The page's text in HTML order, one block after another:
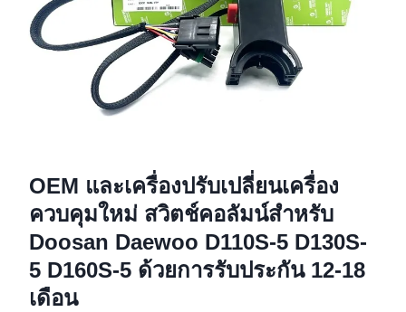
OEM และเครื่องปรับเปลี่ยนเครื่อง
ควบคุมใหม่ สวิตช์คอลัมน์สําหรับ
Doosan Daewoo D110S-5 D130S-
5 D160S-5 ด้วยการรับประกัน 12-18
เดือน